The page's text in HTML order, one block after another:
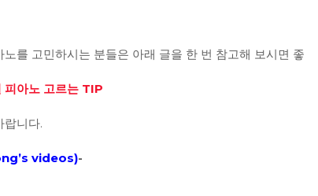
를 고민하시는 분들은 아래 글을 한 번 참고해 보시면 좋
피아노 고르는 TIP
랍니다.
videos)-